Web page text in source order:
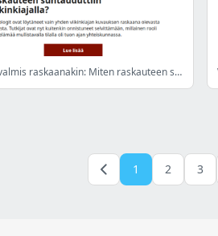
Taisteluvalmis raskaanakin: Miten raskauteen suhtauduttiin viikinkiajalla?
1 2 3